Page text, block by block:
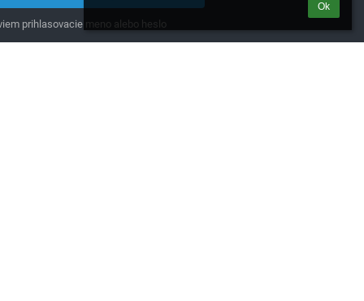
Ok
prihlasovacie meno alebo heslo